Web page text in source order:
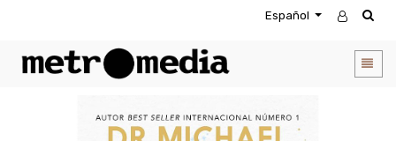
Español